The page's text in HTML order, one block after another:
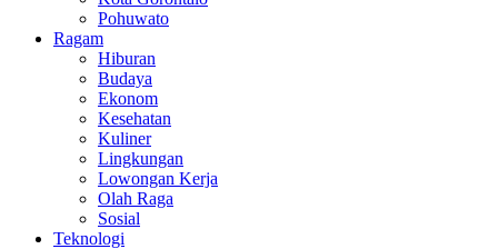
Pohuwato
Ragam
Hiburan
Budaya
Ekonom
Kesehatan
Kuliner
Lingkungan
Lowongan Kerja
Olah Raga
Sosial
Teknologi